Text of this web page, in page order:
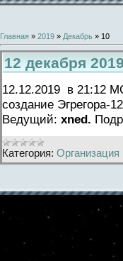
Главная » 2019 » Декабрь » 10
12 декабря
12.12.2019 в 21:12
создание Эгрегора-
Ведущий: xned.
Категория: